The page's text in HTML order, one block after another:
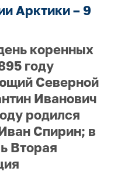
Арктики – 9
коренных
году
Северной
Иванович
родился
Спирин; в
Вторая